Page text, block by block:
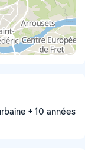
+ 10 années